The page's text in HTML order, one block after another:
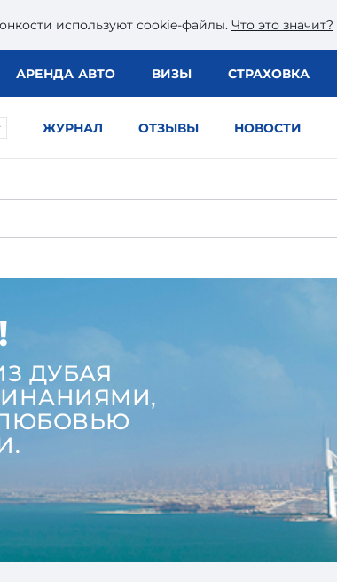
используют сookie-файлы. Что это значит?
АРЕНДА АВТО ВИЗЫ СТРАХОВКА
ЖУРНАЛ ОТЗЫВЫ НОВОСТИ
ДУБАЯ